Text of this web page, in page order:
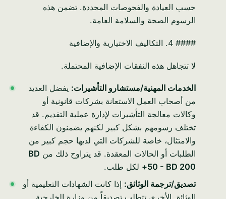
حسب العيادة والفحوصات المحددة. تضمن هذه
الرسوم الصحة والسلامة العامة.
#### 4. التكاليف الاختيارية والإضافية
لا تتجاهل هذه النفقات الإضافية المحتملة.
الخدمات المهنية/مستشارو التأشيرات: يفضل العديد
من أصحاب العمل الاستعانة بشركات قانونية أو
وكالات معالجة التأشيرات لإدارة عملية التقديم. قد
تختلف رسومهم بشكل كبير لكنهم يضمنون الكفاءة
والامتثال، خاصة للشركات التي لديها حجم كبير من
الطلبات أو الحالات المعقدة. قد يتراوح ذلك من BD
50 - BD 200+
لكل طلب.
تصديق/ترجمة الوثائق: إذا كانت الشهادات التعليمية أو
الوثائق الأخرى تتطلب تصديقاً من وزارة الخارجية